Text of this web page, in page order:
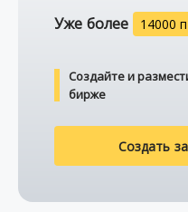
Уже более 14000
Создайте и
бирже
Создать